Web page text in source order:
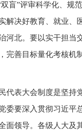
盲”评审科学化、规
解决好教育、就业、
河北。要以实干担当
完善目标量化考核机
代表大会制度是坚持
委要深入贯彻习近平
面领导。各级人大及